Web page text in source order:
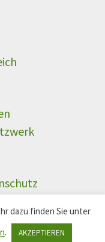
dazu finden Sie unter
. AKZEPTIEREN